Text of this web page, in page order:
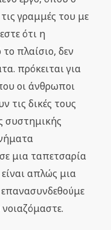
γραμμές του με
ότι η
πλαίσιο, δεν
πρόκειται για
οι άνθρωποι
τις δικές τους
συστημικής
μια ταπετσαρία
απλώς μια